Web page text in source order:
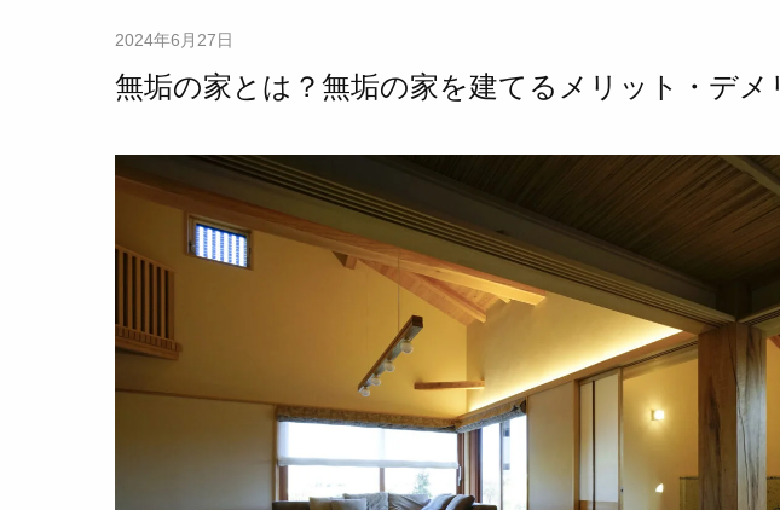
2024年6月27日
無垢の家とは？無垢の家を建てるメリット・デメ